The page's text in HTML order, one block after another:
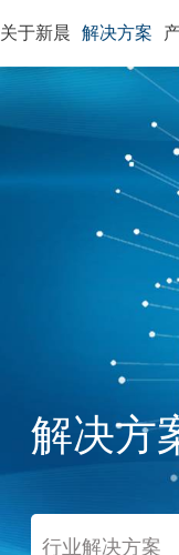
关于新晨 解决方案
解决方
行业解决方案